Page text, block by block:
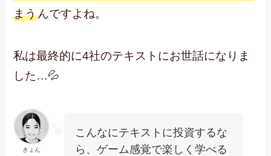
まうんですよね。
私は最終的に4社のテキストにお世話になりま
した…💦
きょん
こんなにテキストに投資するな
ら、ゲーム感覚で楽しく学べる